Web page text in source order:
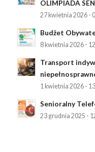
OLIMPIADA
27 kwietnia 2026 -
Budżet
8 kwietnia 2026 -
Transport
1 kwietnia 2026 -
Senioralny
23 grudnia 2025 -